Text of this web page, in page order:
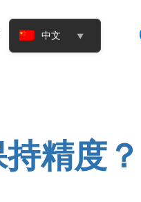
中文 ▼
精度？